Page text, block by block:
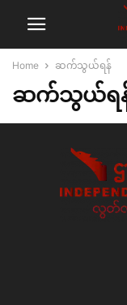
Home ဆက်သွယ်ရန်
ဆက်သွယ်ရ